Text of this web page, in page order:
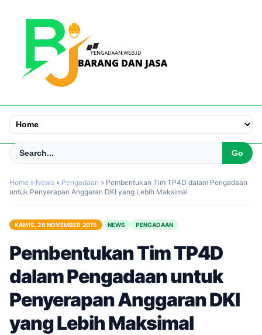
Home » News » Pengadaan » Pembentukan Tim TP4D dalam Pengadaan
untuk Penyerapan Anggaran DKI yang Lebih Maksimal
KAMIS, 26 NOVEMBER 2015 NEWS PENGADAAN
Pembentukan Tim TP4D
dalam Pengadaan untuk
Penyerapan Anggaran DKI
yang Lebih Maksimal